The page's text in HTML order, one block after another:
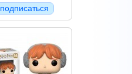
подписаться